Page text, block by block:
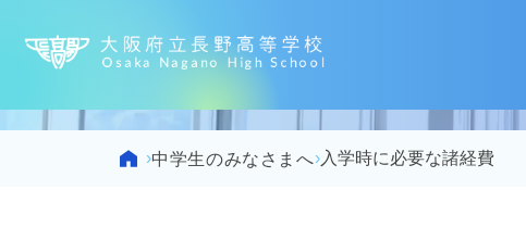
Home
›中学生のみなさまへ›入学時に必要な諸経費